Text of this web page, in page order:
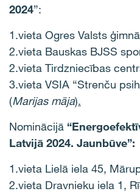
2024”:
1.vieta Ogres Valsts
2.vieta Bauskas BJSS
2.vieta Tirdzniecības
3.vieta VSIA “Strenču
(Marijas māja).
Nominācijā
Latvijā 2024. Jaunbūve”:
1.vieta Lielā iela 45,
2.vieta Dravnieku iela 1,